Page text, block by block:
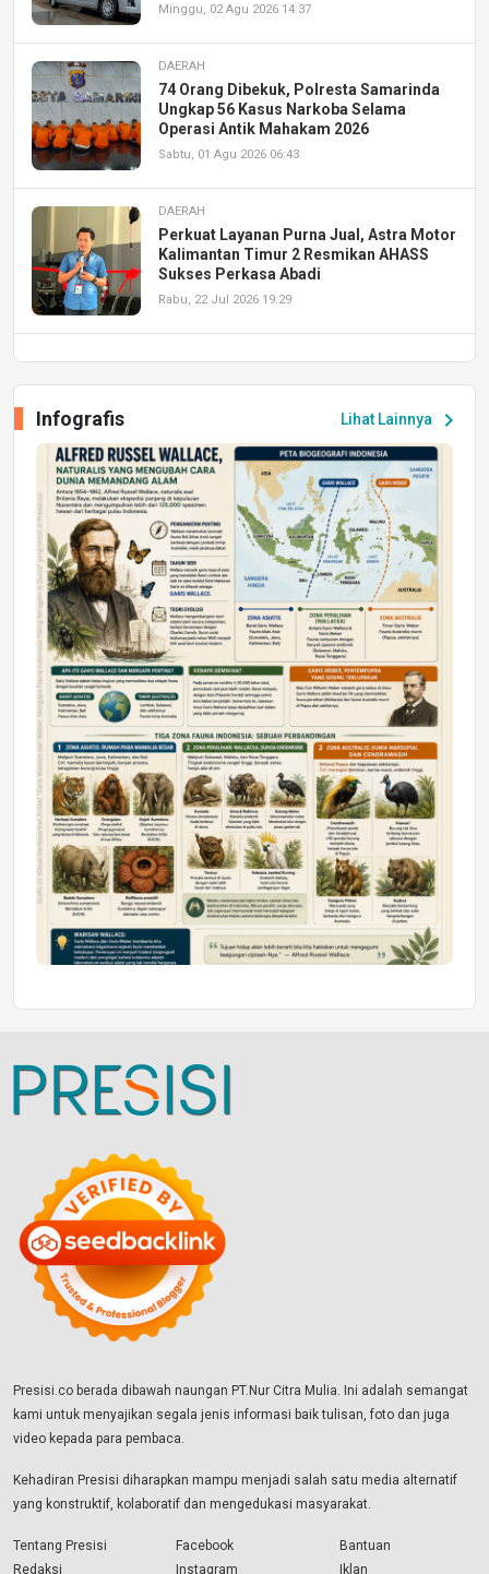
Minggu, 02 Agu 2026 14:37
DAERAH
74 Orang Dibekuk, Polresta Samarinda
Ungkap 56 Kasus Narkoba Selama
Operasi Antik Mahakam 2026
Sabtu, 01 Agu 2026 06:43
DAERAH
Perkuat Layanan Purna Jual, Astra Motor
Kalimantan Timur 2 Resmikan AHASS
Sukses Perkasa Abadi
Rabu, 22 Jul 2026 19:29
Peluang Kerja dan Magang
Jumat, 17 Jul 2026 22:30
DAERAH
Astra Motor Kalimantan Timur 2 Dukung
Mahasiswa Samarinda dalam Astra
Honda SDGs Future Leaders 2026
Jumat, 10 Jul 2026 19:01
Lihat Lainnya chevron_right
Infografis
Presisi.co berada dibawah naungan PT.Nur Citra Mulia. Ini adalah semangat
kami untuk menyajikan segala jenis informasi baik tulisan, foto dan juga
video kepada para pembaca.
Kehadiran Presisi diharapkan mampu menjadi salah satu media alternatif
yang konstruktif, kolaboratif dan mengedukasi masyarakat.
Tentang Presisi
Redaksi
Facebook
Instagram
Bantuan
Iklan